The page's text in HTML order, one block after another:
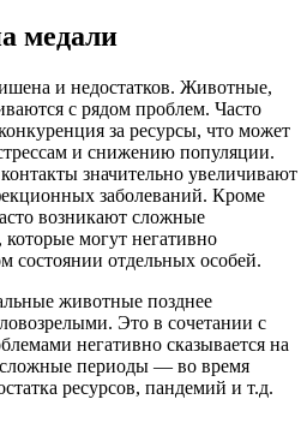
медали
и недостатков. Животные,
с рядом проблем. Часто
за ресурсы, что может
и снижению популяции.
значительно увеличивают
заболеваний. Кроме
возникают сложные
могут негативно
состоянии отдельных особей.
животные позднее
Это в сочетании с
негативно сказывается на
периоды — во время
ресурсов, пандемий и т.д.